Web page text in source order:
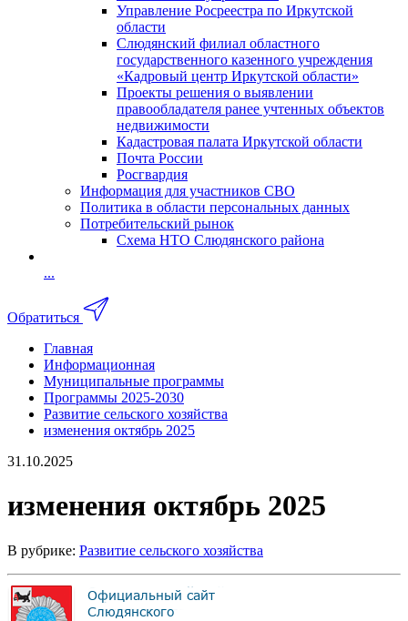
Управление Росреестра по Иркутской
области
Слюдянский филиал областного
государственного казенного учреждения
«Кадровый центр Иркутской области»
Проекты решения о выявлении
правообладателя ранее учтенных объектов
недвижимости
Кадастровая палата Иркутской области
Почта России
Росгвардия
Информация для участников СВО
Политика в области персональных данных
Потребительский рынок
Схема НТО Слюдянского района
...
Обратиться
Главная
Информационная
Муниципальные программы
Программы 2025-2030
Развитие сельского хозяйства
изменения октябрь 2025
31.10.2025
изменения октябрь 2025
В рубрике: Развитие сельского хозяйства